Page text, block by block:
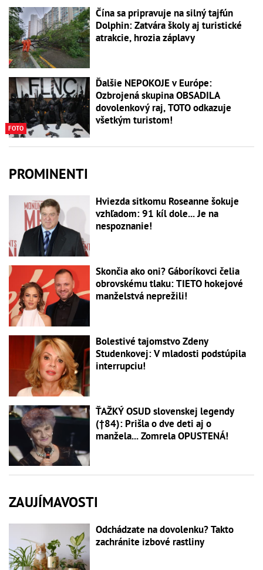
Čína sa pripravuje na silný tajfún
Dolphin: Zatvára školy aj turistické
atrakcie, hrozia záplavy
FOTO
Ďalšie NEPOKOJE v Európe:
Ozbrojená skupina OBSADILA
dovolenkový raj, TOTO odkazuje
všetkým turistom!
PROMINENTI
Hviezda sitkomu Roseanne šokuje
vzhľadom: 91 kíl dole... Je na
nespoznanie!
Skončia ako oni? Gáboríkovci čelia
obrovskému tlaku: TIETO hokejové
manželstvá neprežili!
Bolestivé tajomstvo Zdeny
Studenkovej: V mladosti podstúpila
interrupciu!
ŤAŽKÝ OSUD slovenskej legendy
(†84): Prišla o dve deti aj o
manžela... Zomrela OPUSTENÁ!
ZAUJÍMAVOSTI
Odchádzate na dovolenku? Takto
zachránite izbové rastliny